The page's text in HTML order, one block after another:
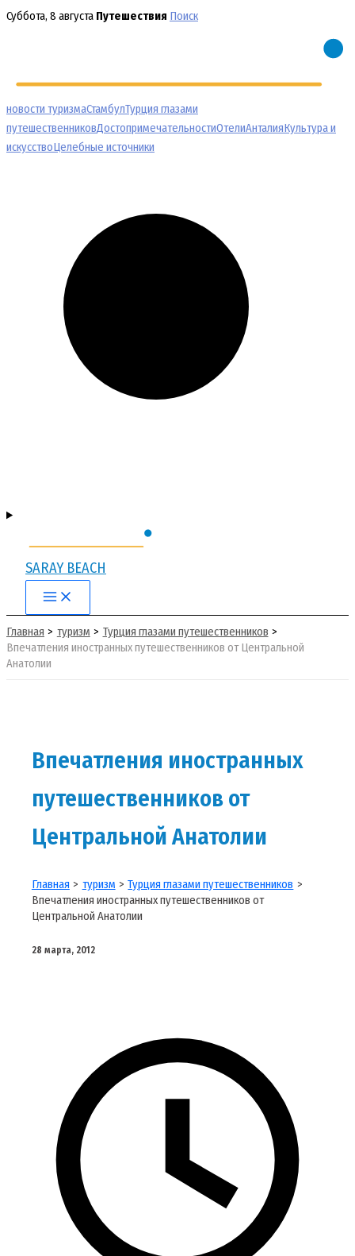
Перейти
Суббота, 8 августа Путешествия Поиск
новости туризмаСтамбулТурция глазами
путешественниковДостопримечательностиОтелиАнталияКультура и
искусствоЦелебные источники
SARAY BEACH
Main
Menu
Главная туризм
Турция глазами путешественников
Впечатления иностранных путешественников от Центральной
Анатолии
Впечатления иностранных
путешественников от
Центральной Анатолии
Главная туризм
Турция глазами путешественников
Впечатления иностранных путешественников от
Центральной Анатолии
28 марта, 2012